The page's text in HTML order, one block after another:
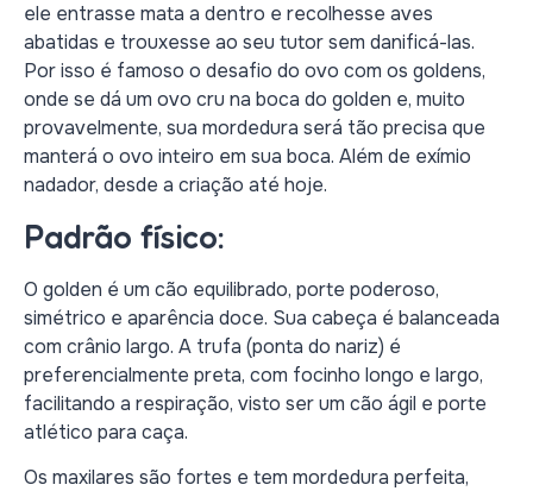
ele entrasse mata a dentro e recolhesse aves
abatidas e trouxesse ao seu tutor sem danificá-las.
Por isso é famoso o desafio do ovo com os goldens,
onde se dá um ovo cru na boca do golden e, muito
provavelmente, sua mordedura será tão precisa que
manterá o ovo inteiro em sua boca. Além de exímio
nadador, desde a criação até hoje.
Padrão físico:
O golden é um cão equilibrado, porte poderoso,
simétrico e aparência doce. Sua cabeça é balanceada
com crânio largo. A trufa (ponta do nariz) é
preferencialmente preta, com focinho longo e largo,
facilitando a respiração, visto ser um cão ágil e porte
atlético para caça.
Os maxilares são fortes e tem mordedura perfeita,